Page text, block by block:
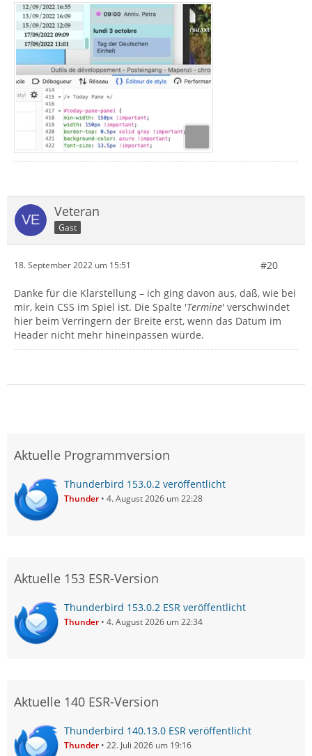
Veteran
Gast
18. September 2022 um 15:51 #20
Danke für die Klarstellung – ich ging davon aus, daß, wie bei
mir, kein CSS im Spiel ist. Die Spalte 'Termine' verschwindet
hier beim Verringern der Breite erst, wenn das Datum im
Header nicht mehr hineinpassen würde.
Aktuelle Programmversion
Thunderbird 153.0.2 veröffentlicht
Thunder 4. August 2026 um 22:28
Aktuelle 153 ESR-Version
Thunderbird 153.0.2 ESR veröffentlicht
Thunder 4. August 2026 um 22:34
Aktuelle 140 ESR-Version
Thunderbird 140.13.0 ESR veröffentlicht
Thunder 22. Juli 2026 um 19:16